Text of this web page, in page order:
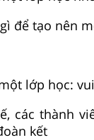
để tạo nên
lớp học:
các thành
kết